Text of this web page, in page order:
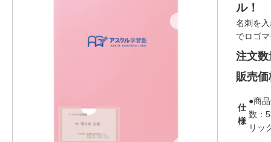
ル！
名刺を
でロゴ
注文数
販売価
仕
様
●商
数：
リッ